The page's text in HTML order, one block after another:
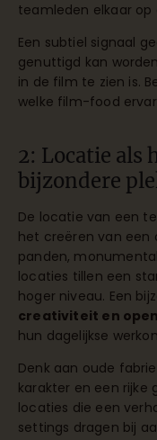
teamleden elkaar op
Een subtiel signaal
genuttigd kan
in de film te zien is.
welke film-food
2: Locatie als
bijzondere
De locatie van een
het creëren van een
panden,
locaties tillen een
hoger niveau. Een
creativiteit en
hun dagelijkse
Denk aan oude
karakter en een rijke
locaties die een
settings dragen bij